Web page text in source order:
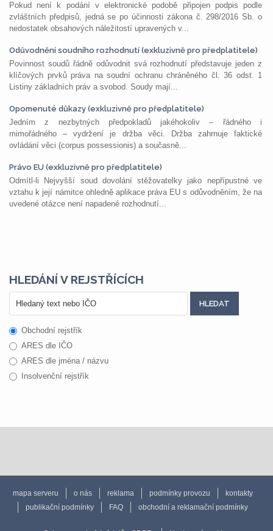
Pokud není k podání v elektronické podobě připojen podpis podle
zvláštních předpisů, jedná se po účinnosti zákona č. 298/2016 Sb. o
nedostatek obsahových náležitostí upravených v...
Odůvodnění soudního rozhodnutí (exkluzivně pro předplatitele)
Povinnost soudů řádně odůvodnit svá rozhodnutí představuje jeden z
klíčových prvků práva na soudní ochranu chráněného čl. 36 odst. 1
Listiny základních práv a svobod. Soudy mají...
Opomenuté důkazy (exkluzivně pro předplatitele)
Jedním z nezbytných předpokladů jakéhokoliv – řádného i
mimořádného – vydržení je držba věci. Držba zahrnuje faktické
ovládání věci (corpus possessionis) a současně...
Právo EU (exkluzivně pro předplatitele)
Odmítl-li Nejvyšší soud dovolání stěžovatelky jako nepřípustné ve
vztahu k její námitce ohledně aplikace práva EU s odůvodněním, že na
uvedené otázce není napadené rozhodnutí...
HLEDÁNÍ V REJSTŘÍCÍCH
Obchodní rejstřík
ARES dle IČO
ARES dle jména / názvu
Insolvenční rejstřík
mapa serveru o nás reklama podmínky provozu
kontakty
publikační podmínky
FAQ obchodní a reklamační podmínky